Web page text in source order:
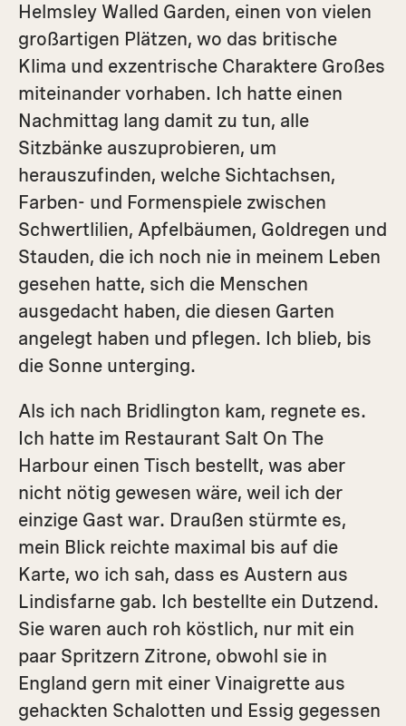
Helmsley Walled Garden, einen von vielen
großartigen Plätzen, wo das britische
Klima und exzentrische Charaktere Großes
miteinander vorhaben. Ich hatte einen
Nachmittag lang damit zu tun, alle
Sitzbänke auszuprobieren, um
herauszufinden, welche Sichtachsen,
Farben- und Formenspiele zwischen
Schwertlilien, Apfelbäumen, Goldregen und
Stauden, die ich noch nie in meinem Leben
gesehen hatte, sich die Menschen
ausgedacht haben, die diesen Garten
angelegt haben und pflegen. Ich blieb, bis
die Sonne unterging.
Als ich nach Bridlington kam, regnete es.
Ich hatte im Restaurant Salt On The
Harbour einen Tisch bestellt, was aber
nicht nötig gewesen wäre, weil ich der
einzige Gast war. Draußen stürmte es,
mein Blick reichte maximal bis auf die
Karte, wo ich sah, dass es Austern aus
Lindisfarne gab. Ich bestellte ein Dutzend.
Sie waren auch roh köstlich, nur mit ein
paar Spritzern Zitrone, obwohl sie in
England gern mit einer Vinai­grette aus
gehackten Schalotten und Essig gegessen